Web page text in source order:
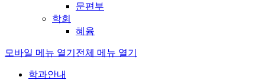
문편부
학회
혜윰
모바일 메뉴 열기 전체 메뉴 열기
학과안내